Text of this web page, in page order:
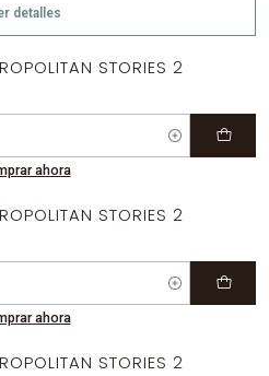
detalles
STORIES 2
ahora
STORIES 2
ahora
STORIES 2